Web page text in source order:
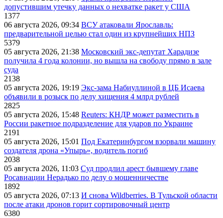
допустившим утечку данных о нехватке ракет у США
1377
06 августа 2026, 09:34 ВСУ атаковали Ярославль:
предварительной целью стал один из крупнейших НПЗ
5379
05 августа 2026, 21:38 Московский экс-депутат Харадизе
получила 4 года колонии, но вышла на свободу прямо в зале
суда
2138
05 августа 2026, 19:19 Экс-зама Набиуллиной в ЦБ Исаева
объявили в розыск по делу хищения 4 млрд рублей
2825
05 августа 2026, 15:48 Reuters: КНДР может разместить в
России ракетное подразделение для ударов по Украине
2191
05 августа 2026, 15:01 Под Екатеринбургом взорвали машину
создателя дрона «Упырь», водитель погиб
2038
05 августа 2026, 11:03 Суд продлил арест бывшему главе
Росавиации Нерадько по делу о мошенничестве
1892
05 августа 2026, 07:13 И снова Wildberries. В Тульской области
после атаки дронов горит сортировочный центр
6380